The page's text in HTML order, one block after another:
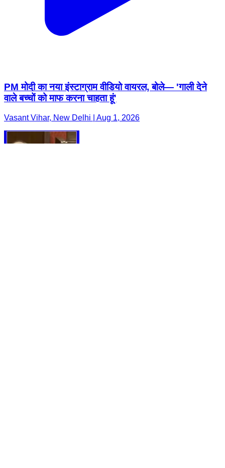
PM मोदी का नया इंस्टाग्राम वीडियो वायरल, बोले— 'गाली देने
वाले बच्चों को माफ करना चाहता हूं'
Vasant Vihar, New Delhi | Aug 1, 2026